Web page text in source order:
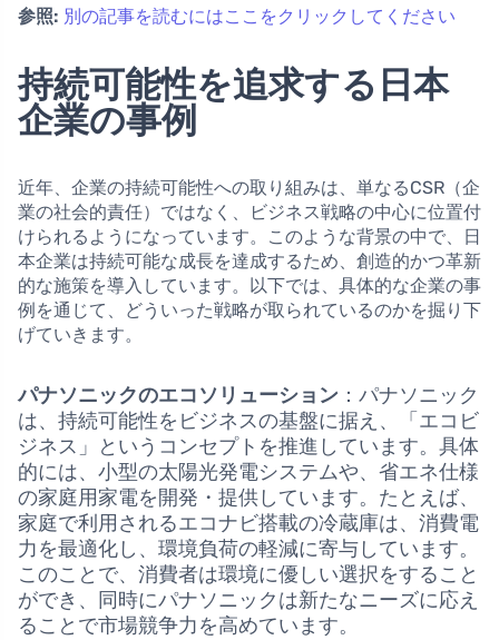
参照: 別の記事を読むにはここをクリックしてください
持続可能性を追求する日本
企業の事例
近年、企業の持続可能性への取り組みは、単なるCSR（企
業の社会的責任）ではなく、ビジネス戦略の中心に位置付
けられるようになっています。このような背景の中で、日
本企業は持続可能な成長を達成するため、創造的かつ革新
的な施策を導入しています。以下では、具体的な企業の事
例を通じて、どういった戦略が取られているのかを掘り下
げていきます。
パナソニックのエコソリューション ：パナソニック
は、持続可能性をビジネスの基盤に据え、「エコビ
ジネス」というコンセプトを推進しています。具体
的には、小型の太陽光発電システムや、省エネ仕様
の家庭用家電を開発・提供しています。たとえば、
家庭で利用されるエコナビ搭載の冷蔵庫は、消費電
力を最適化し、環境負荷の軽減に寄与しています。
このことで、消費者は環境に優しい選択をすること
ができ、同時にパナソニックは新たなニーズに応え
ることで市場競争力を高めています。